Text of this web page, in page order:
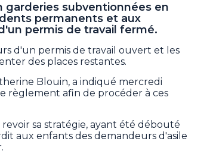
garderies subventionnées en
permanents et aux
permis de travail fermé.
d'un permis de travail ouvert et les
des places restantes.
Blouin, a indiqué mercredi
règlement afin de procéder à ces
sa stratégie, ayant été débouté
aux enfants des demandeurs d'asile